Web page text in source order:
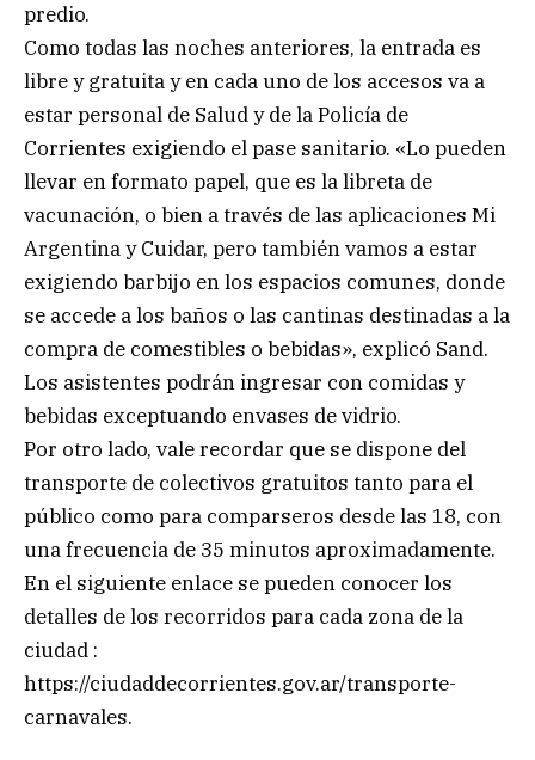
predio.
Como todas las noches anteriores, la entrada es
libre y gratuita y en cada uno de los accesos va a
estar personal de Salud y de la Policía de
Corrientes exigiendo el pase sanitario. «Lo pueden
llevar en formato papel, que es la libreta de
vacunación, o bien a través de las aplicaciones Mi
Argentina y Cuidar, pero también vamos a estar
exigiendo barbijo en los espacios comunes, donde
se accede a los baños o las cantinas destinadas a la
compra de comestibles o bebidas», explicó Sand.
Los asistentes podrán ingresar con comidas y
bebidas exceptuando envases de vidrio.
Por otro lado, vale recordar que se dispone del
transporte de colectivos gratuitos tanto para el
público como para comparseros desde las 18, con
una frecuencia de 35 minutos aproximadamente.
En el siguiente enlace se pueden conocer los
detalles de los recorridos para cada zona de la
ciudad :
https://ciudaddecorrientes.gov.ar/transporte-
carnavales.